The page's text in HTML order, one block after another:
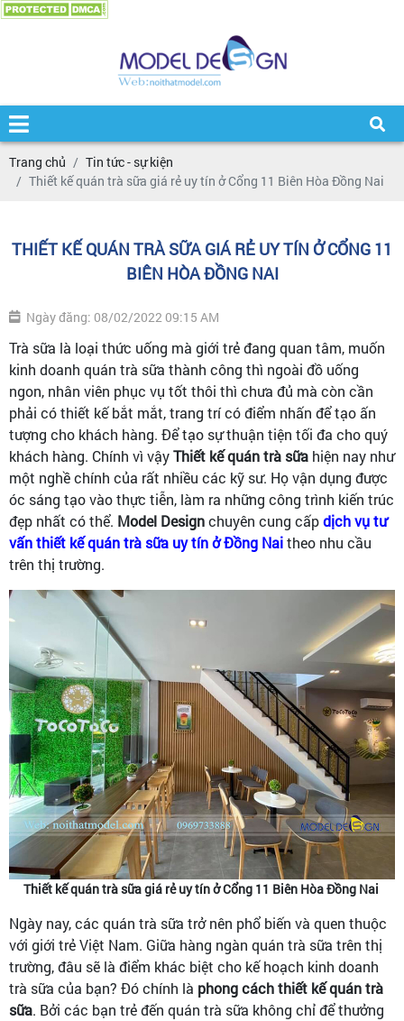
Trang chủ
Tin tức - sự kiện
Thiết kế quán trà sữa giá rẻ uy tín ở Cổng 11 Biên Hòa Đồng Nai
THIẾT KẾ QUÁN TRÀ SỮA GIÁ RẺ UY TÍN Ở CỔNG 11
BIÊN HÒA ĐỒNG NAI
Ngày đăng: 08/02/2022 09:15 AM
Trà sữa là loại thức uống mà giới trẻ đang quan tâm, muốn
kinh doanh quán trà sữa thành công thì ngoài đồ uống
ngon, nhân viên phục vụ tốt thôi thì chưa đủ mà còn cần
phải có thiết kế bắt mắt, trang trí có điểm nhấn để tạo ấn
tượng cho khách hàng. Để tạo sự thuận tiện tối đa cho quý
khách hàng. Chính vì vậyThiết kế quán trà sữa hiện nay như
một nghề chính của rất nhiều các kỹ sư. Họ vận dụng được
óc sáng tạo vào thực tiễn, làm ra những công trình kiến trúc
đẹp nhất có thể. Model Designchuyên cung cấpdịch vụ tư
vấn thiết kế quán trà sữa uy tín ở Đồng Naitheo nhu cầu
trên thị trường.
Thiết kế quán trà sữa giá rẻ uy tín ở Cổng 11 Biên Hòa Đồng Nai
Ngày nay, các quán trà sữa trở nên phổ biến và quen thuộc
với giới trẻ Việt Nam. Giữa hàng ngàn quán trà sữa trên thị
trường, đâu sẽ là điểm khác biệt cho kế hoạch kinh doanh
trà sữa của bạn? Đó chính là phong cách thiết kế quán trà
sữa. Bởi các bạn trẻ đến quán trà sữa không chỉ để thưởng